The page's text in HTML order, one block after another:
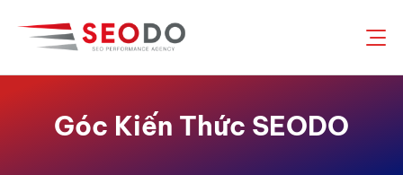
đến
Góc Kiến Thức SEODO